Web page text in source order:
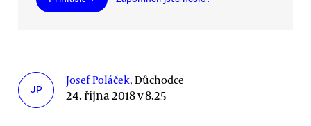
JP
Josef Poláček, Důchodce
24. října 2018 v 8.25